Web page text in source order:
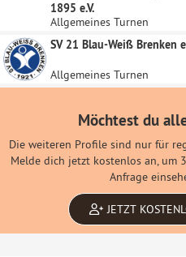
1895 e.V.
Allgemeines Turnen
SV 21 Blau-Weiß Brenken
Allgemeines Turnen
Möchtest du
Die weiteren Profile sind nur für
Melde dich jetzt kostenlos an, um
Anfrage
JETZT